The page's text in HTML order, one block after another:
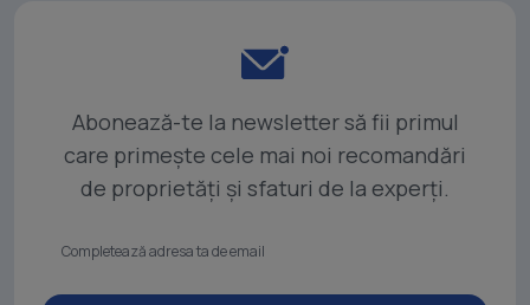
Abonează-te la newsletter să fii primul
care primește cele mai noi recomandări
de proprietăți și sfaturi de la experți.